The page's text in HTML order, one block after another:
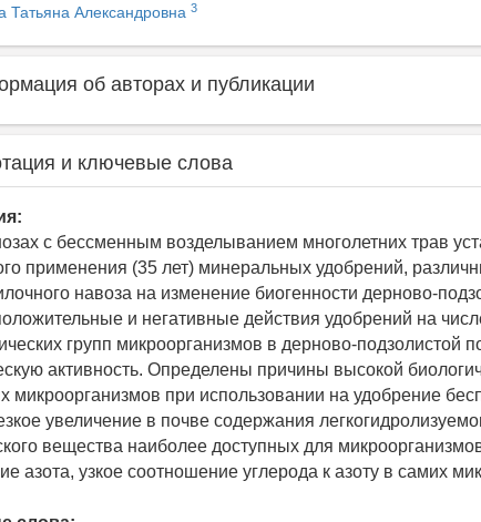
Татьяна Александровна 3
об авторах и публикации
и ключевые слова
с бессменным возделыванием многолетних трав
применения (35 лет) минеральных удобрений,
навоза на изменение биогенности дерново-
и негативные действия удобрений на
групп микроорганизмов в дерново-подзолистой
активность. Определены причины высокой
микроорганизмов при использовании на удобрение
увеличение в почве содержания
вещества наиболее доступных для
азота, узкое соотношение углерода к азоту в самих